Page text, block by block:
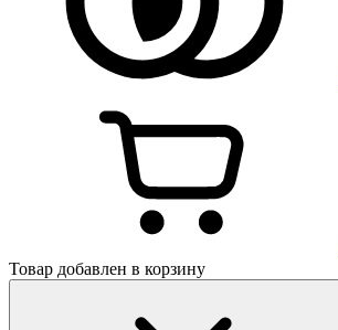
Товар добавлен в корзину